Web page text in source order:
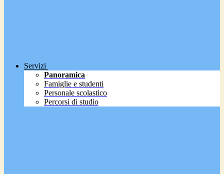
Servizi
Panoramica
Famiglie e studenti
Personale scolastico
Percorsi di studio